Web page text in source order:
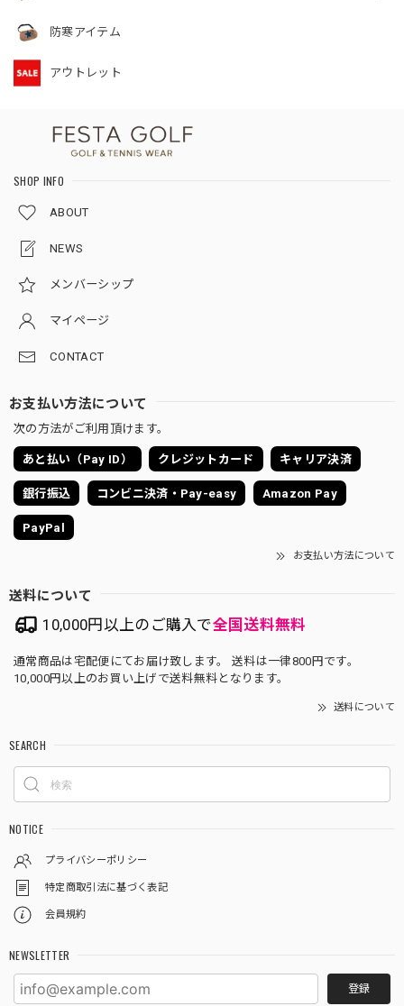
防寒アイテム
アウトレット
SHOP INFO
ABOUT
NEWS
メンバーシップ
マイページ
CONTACT
お支払い方法について
次の方法がご利用頂けます。
あと払い（Pay ID） クレジットカード キャリア決済
銀行振込 コンビニ決済・Pay-easy Amazon Pay
PayPal
お支払い方法について
送料について
10,000円以上のご購入で全国送料無料
通常商品は宅配便にてお届け致します。 送料は一律800円です。
10,000円以上のお買い上げで送料無料となります。
送料について
SEARCH
NOTICE
プライバシーポリシー
特定商取引法に基づく表記
会員規約
NEWSLETTER
登録